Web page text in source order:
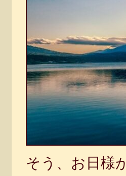
そう、お日様